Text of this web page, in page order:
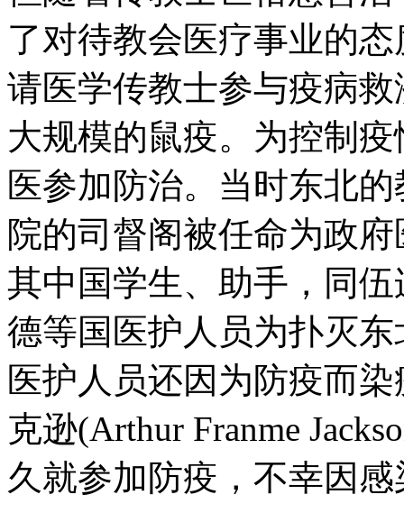
了对待教会医疗事业的
请医学传教士参与疫病
大规模的鼠疫。为控制
医参加防治。当时东北
院的司督阁被任命为政
其中国学生、助手，同
德等国医护人员为扑灭
医护人员还因为防疫而
克逊(Arthur Franme
久就参加防疫，不幸因